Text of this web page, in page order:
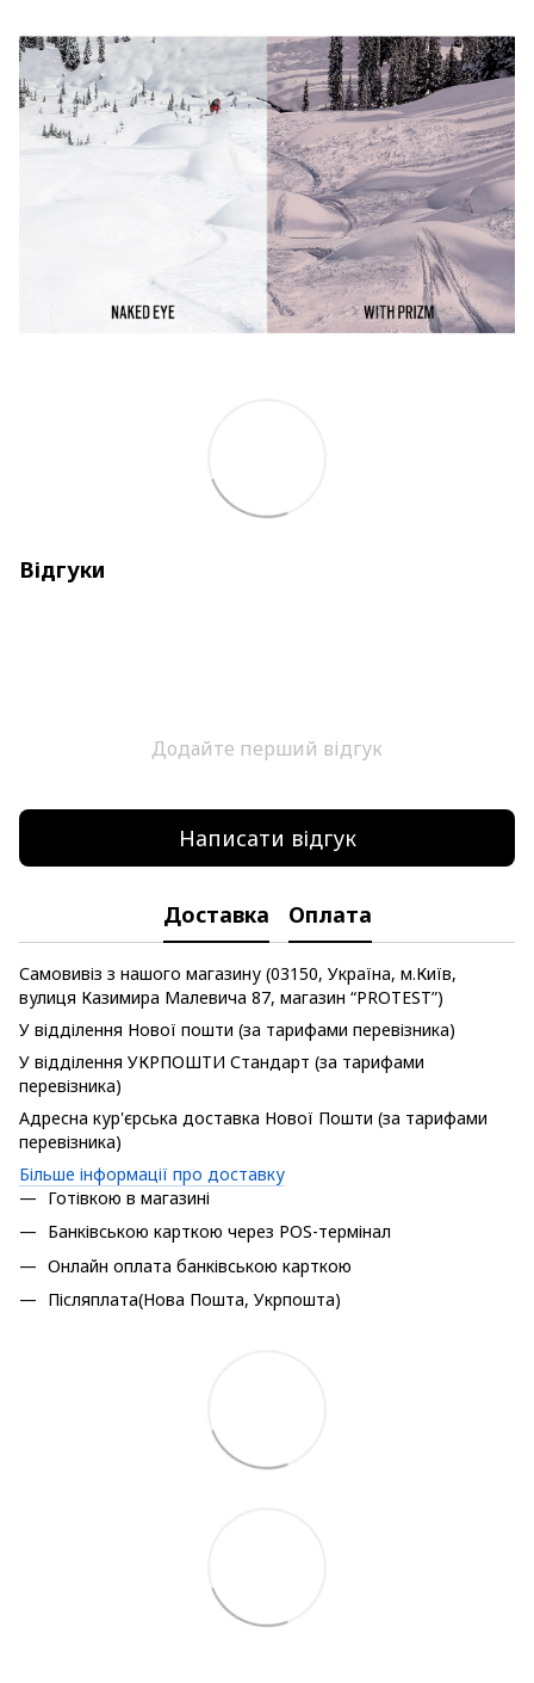
Відгуки
Додайте перший відгук
Написати відгук
Доставка Оплата
Самовивіз з нашого магазину (03150, Україна, м.Київ,
вулиця Казимира Малевича 87, магазин “PROTEST”)
У відділення Нової пошти (за тарифами перевізника)
У відділення УКРПОШТИ Стандарт (за тарифами
перевізника)
Адресна кур'єрська доставка Нової Пошти (за тарифами
перевізника)
Більше інформації про доставку
Готівкою в магазині
Банківською карткою через POS-термінал
Онлайн оплата банківською карткою
Післяплата(Нова Пошта, Укрпошта)